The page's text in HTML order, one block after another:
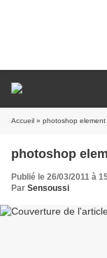
Accueil » photoshop element
photoshop
Publié le 26/03/2011 à
Par Sensoussi